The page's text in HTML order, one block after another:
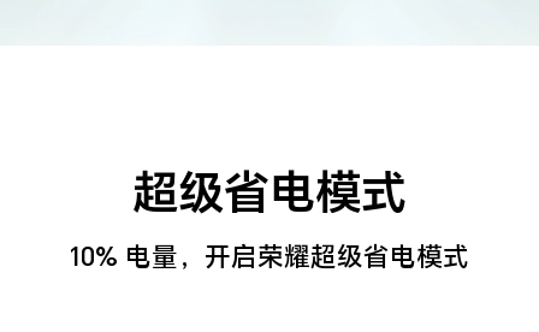
超级省电模式
10% 电量，开启荣耀超级省电模式